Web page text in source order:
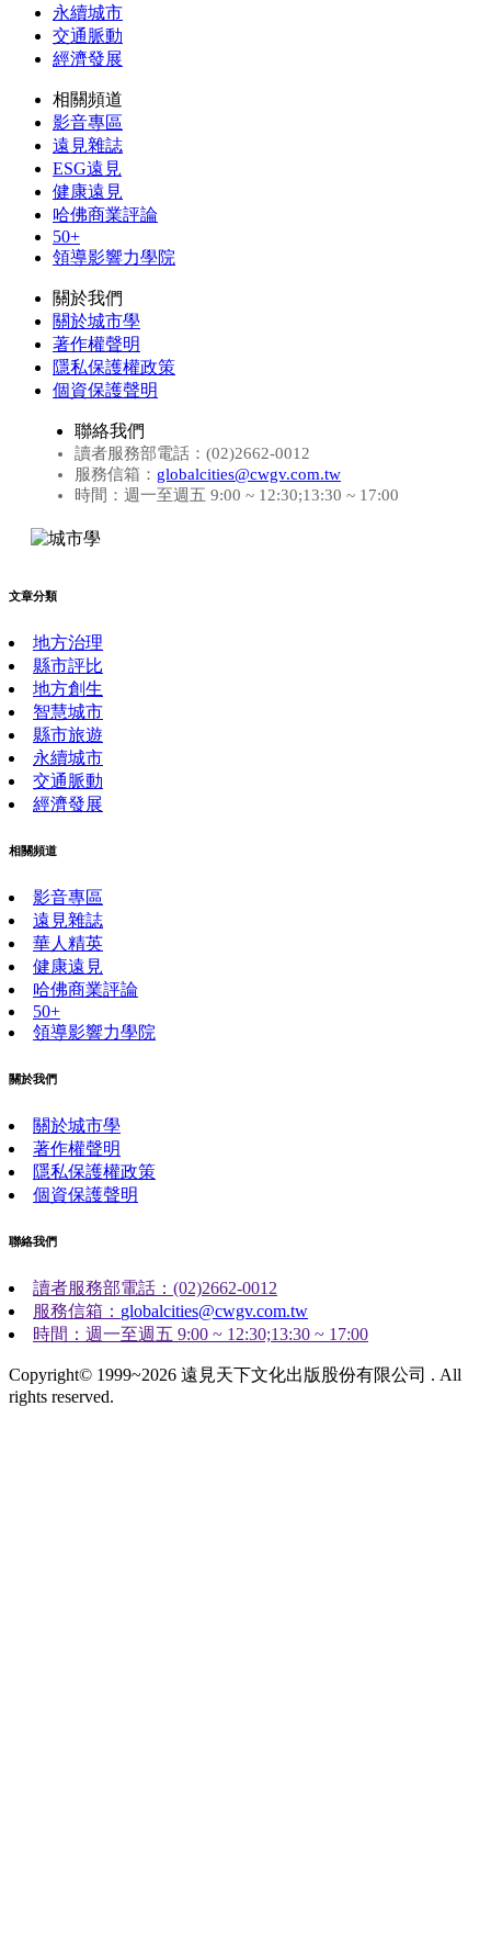
永續城市
交通脈動
經濟發展
相關頻道
影音專區
遠見雜誌
ESG遠見
健康遠見
哈佛商業評論
50+
領導影響力學院
關於我們
關於城市學
著作權聲明
隱私保護權政策
個資保護聲明
聯絡我們
讀者服務部電話：(02)2662-0012
服務信箱： globalcities@cwgv.com.tw
時間：週一至週五 9:00 ~ 12:30;13:30 ~ 17:00
文章分類
地方治理
縣市評比
地方創生
智慧城市
縣市旅遊
永續城市
交通脈動
經濟發展
相關頻道
影音專區
遠見雜誌
華人精英
健康遠見
哈佛商業評論
50+
領導影響力學院
關於我們
關於城市學
著作權聲明
隱私保護權政策
個資保護聲明
聯絡我們
讀者服務部電話：(02)2662-0012
服務信箱： globalcities@cwgv.com.tw
時間：週一至週五 9:00 ~ 12:30;13:30 ~ 17:00
Copyright© 1999~2026 遠見天下文化出版股份有限公司 . All
rights reserved.